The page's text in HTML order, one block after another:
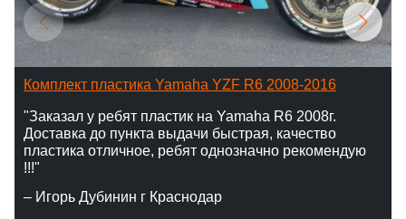
Комплект пластика Yamaha YZF R6 2008-2016
"Заказал у ребят пластик на Yamaha R6 2008г.
Доставка до пункта выдачи быстрая, качество
пластика отличное, ребят однозначно рекомендую
!!!"
– Игорь Дубинин г Краснодар